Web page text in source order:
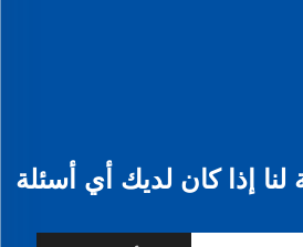
إذا كان لديك أي أسئلة